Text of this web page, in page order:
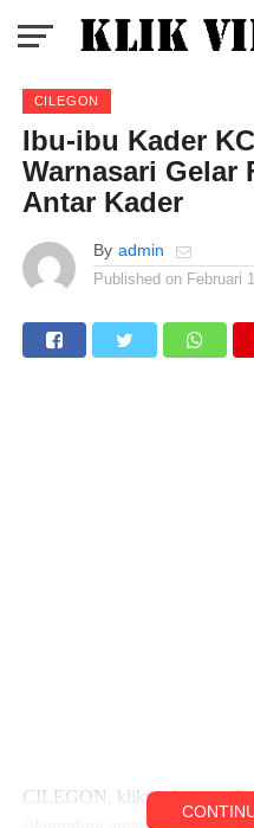
CILEGON
Ibu-ibu Kader
Warnasari Gelar
Antar Kader
By admin
Published on Februari
CILEGON, klikviral.com –